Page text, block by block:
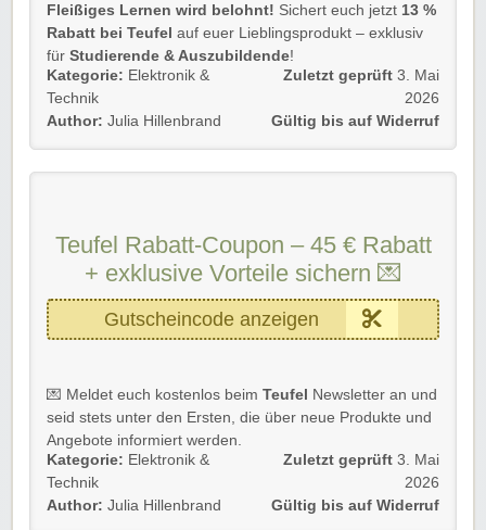
F leißiges Lernen wird belohnt! Sichert euch jetzt 13 %
Rabatt bei Teufel auf euer Lieblingsprodukt – exklusiv
für Studierende & Auszubildende!
💡Details:
✅13 % Rabattfür Studierende & Azubis 🏫
Gültig bis zum 30. September 2025
So sichert ihr euch den Rabatt:
🔹Studierende:Immatrikulation über
Studentenrabatt.com nachweisen
🔹Auszubildende:Ausbildungsnachweis &
🔹 Rabattcode erhalten & sparen
Diese Aktion gilt nur für Studierende &
Auszubildende.Einfach unserem Link folgen, Nachweis
erbringen und kräftig profitieren!
🎶Jetzt zugreifen & mit bestem Sound lernen!
Kategorie: Elektronik &
Technik
Author: Julia Hillenbrand
Zuletzt geprüft 3. Mai
2026
Gültig bis auf Widerruf
Teufel Rabatt-Coupon – 45 € Rabatt
+ exklusive Vorteile sichern 💌
Gutscheincode anzeigen
💌 Meldet euch kostenlos beim Teufel
Newsletter an und
seid stets unter den Ersten, die über neue Produkte und
Angebote informiert werden.
Verpasst nie wieder Schnäppchen, Aktionen oder
EXKLUSIVE Rabatte und sichert euch als Dankeschön
Kategorie: Elektronik &
Technik
Author: Julia Hillenbrand
Zuletzt geprüft 3. Mai
2026
Gültig bis auf Widerruf